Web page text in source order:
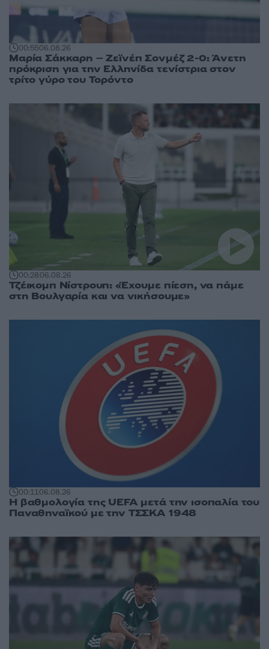
00:5506.08.26
Μαρία Σάκκαρη – Ζεϊνέπ Σονμέζ 2-0: Άνετη
πρόκριση για την Ελληνίδα τενίστρια στον
τρίτο γύρο του Τορόντο
00:2806.08.26
Τζέικομπ Νίστρουπ: «Έχουμε πίεση, να πάμε
στη Βουλγαρία και να νικήσουμε»
00:1106.08.26
Η βαθμολογία της UEFA μετά την ισοπαλία του
Παναθηναϊκού με την ΤΣΣΚΑ 1948